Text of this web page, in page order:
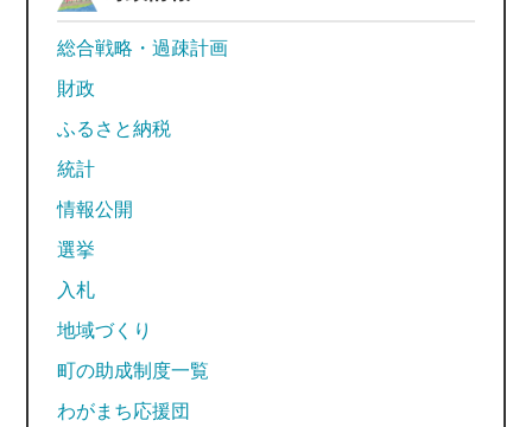
総合戦略・過疎計画
財政
ふるさと納税
統計
情報公開
選挙
入札
地域づくり
町の助成制度一覧
わがまち応援団